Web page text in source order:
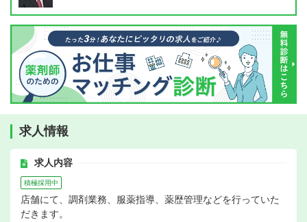
求人情報
求人内容
積極採用中
店舗にて、調剤業務、服薬指導、薬歴管理などを行っていた
だきます。